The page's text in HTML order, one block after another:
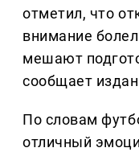
отметил, что
внимание
мешают
сообщает
По словам
отличный